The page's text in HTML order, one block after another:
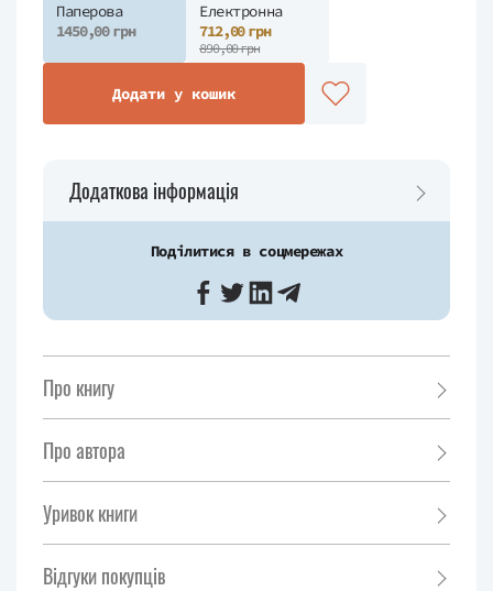
Паперова
1450,00 грн
Електронна
712,00 грн
890,00 грн
Додати у кошик
Додаткова інформація
Поділитися в соцмережах
Про книгу
Про автора
Уривок книги
Відгуки покупців